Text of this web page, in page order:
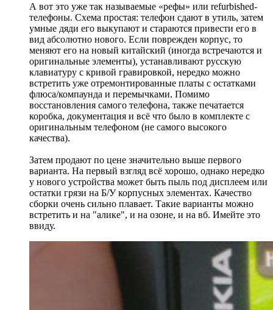
А вот это уже так называемые «рефы»‬ или refurbished-
телефоны. Схема простая: телефон сдают в утиль, затем
умные дяди его выкупают и стараются привести его в
вид абсолютно нового. Если поврежден корпус, то
меняют его на новый китайский (иногда встречаются и
оригинальные элементы), устанавливают русскую
клавиатуру с кривой гравировкой, нередко можно
встретить уже отремонтированные платы с остатками
флюса/компаунда и перемычками. Помимо
восстановления самого телефона, также печатается
коробка, документация и всё что было в комплекте с
оригинальным телефоном (не самого высокого
качества).
Затем продают по цене значительно выше первого
варианта. На первый взгляд всё хорошо, однако нередко
у нового устройства может быть пыль под дисплеем или
остатки грязи на Б/У корпусных элементах. Качество
сборки очень сильно плавает. Такие варианты можно
встретить и на "алике", и на озоне, и на вб. Имейте это
ввиду.